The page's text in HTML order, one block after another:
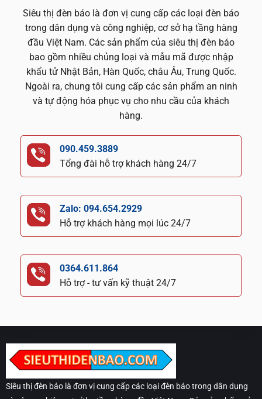
Siêu thị đèn báo là đơn vị cung cấp các loại đèn báo
trong dân dụng và công nghiệp, cơ sở hạ tầng hàng
đầu Việt Nam. Các sản phẩm của siêu thị đèn báo
bao gồm nhiều chủng loại và mẫu mã được nhập
khẩu tử Nhật Bản, Hàn Quốc, châu Âu, Trung Quốc.
Ngoài ra, chung tôi cung cấp các sản phẩm an ninh
và tự động hóa phục vụ cho nhu cầu của khách
hàng.
090.459.3889
Tổng đài hỗ trợ khách hàng 24/7
Zalo: 094.654.2929
Hỗ trợ khách hàng mọi lúc 24/7
0364.611.864
Hỗ trợ - tư vấn kỹ thuật 24/7
Siêu thị đèn báo là đơn vị cung cấp các loại đèn báo trong dân dụng